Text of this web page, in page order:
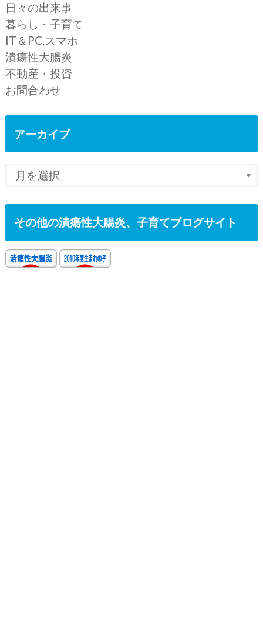
日々の出来事
暮らし・子育て
IT＆PC,スマホ
潰瘍性大腸炎
不動産・投資
お問合わせ
アーカイブ
その他の潰瘍性大腸炎、子育てブログサイト